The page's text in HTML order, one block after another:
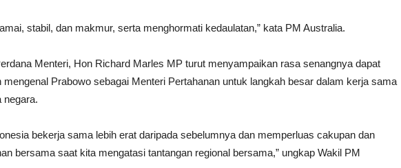
stabil, dan makmur, serta menghormati kedaulatan,” kata PM Australia.
Menteri, Hon Richard Marles MP turut menyampaikan rasa senangnya dapat
mengenal Prabowo sebagai Menteri Pertahanan untuk langkah besar dalam kerja sama
negara.
bekerja sama lebih erat daripada sebelumnya dan memperluas cakupan dan
bersama saat kita mengatasi tantangan regional bersama,” ungkap Wakil PM